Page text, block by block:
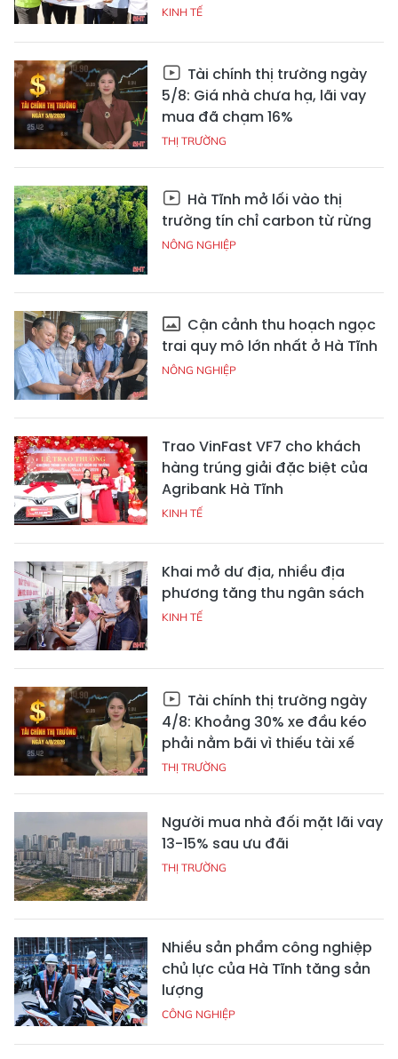
KINH TẾ
Tài chính thị trường ngày
5/8: Giá nhà chưa hạ, lãi vay
mua đã chạm 16%
THỊ TRƯỜNG
Hà Tĩnh mở lối vào thị
trường tín chỉ carbon từ rừng
NÔNG NGHIỆP
Cận cảnh thu hoạch ngọc
trai quy mô lớn nhất ở Hà Tĩnh
NÔNG NGHIỆP
Trao VinFast VF7 cho khách
hàng trúng giải đặc biệt của
Agribank Hà Tĩnh
KINH TẾ
Khai mở dư địa, nhiều địa
phương tăng thu ngân sách
KINH TẾ
Tài chính thị trường ngày
4/8: Khoảng 30% xe đầu kéo
phải nằm bãi vì thiếu tài xế
THỊ TRƯỜNG
Người mua nhà đối mặt lãi vay
13-15% sau ưu đãi
THỊ TRƯỜNG
Nhiều sản phẩm công nghiệp
chủ lực của Hà Tĩnh tăng sản
lượng
CÔNG NGHIỆP